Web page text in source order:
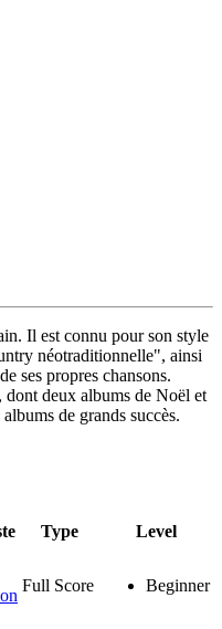
Il est connu pour son style
néotraditionnelle", ainsi
ses propres chansons.
dont deux albums de Noël et
de grands succès.
Type Level
Full Score Beginner